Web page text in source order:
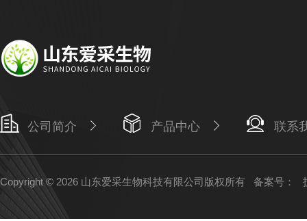
公司简介 产品中心 联系
Copyright © 2026 山东爱采生物科技有限公司版权所有 备案号：